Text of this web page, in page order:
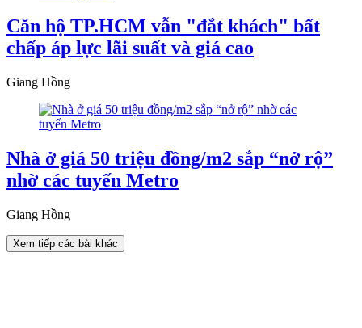
Căn hộ TP.HCM vẫn "đắt khách" bất
chấp áp lực lãi suất và giá cao
Giang Hồng
Nhà ở giá 50 triệu đồng/m2 sắp “nở rộ”
nhờ các tuyến Metro
Giang Hồng
Xem tiếp các bài khác